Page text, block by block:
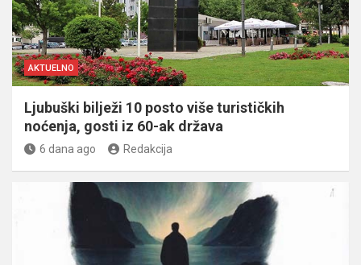
AKTUELNO
Ljubuški bilježi 10 posto više turističkih
noćenja, gosti iz 60-ak država
6 dana ago Redakcija